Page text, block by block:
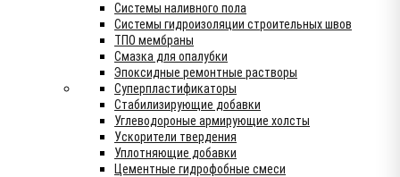
Системы наливного пола
Системы гидроизоляции строительных швов
ТПО мембраны
Смазка для опалубки
Эпоксидные ремонтные растворы
Суперпластификаторы
Стабилизирующие добавки
Углеводороные армирующие холсты
Ускорители твердения
Уплотняющие добавки
Цементные гидрофобные смеси